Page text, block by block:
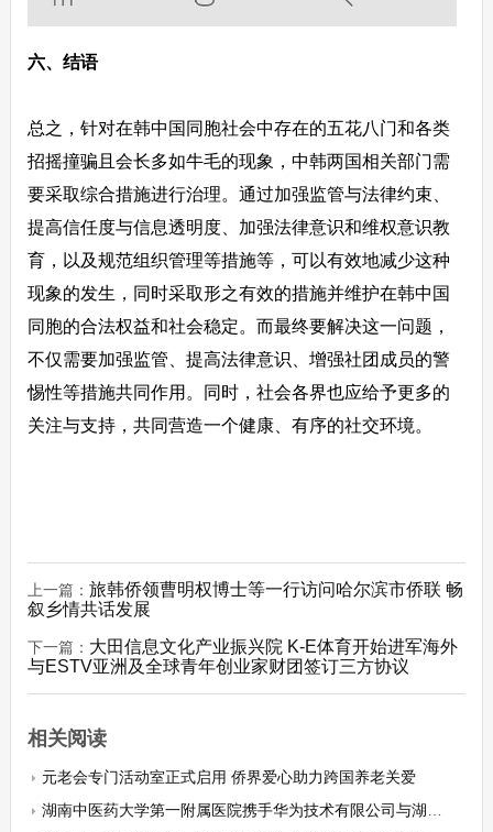
六、结语
总之，针对在韩中国同胞社会中存在的五花八门和各类
招摇撞骗且会长多如牛毛的现象，中韩两国相关部门需
要采取综合措施进行治理。通过加强监管与法律约束、
提高信任度与信息透明度、加强法律意识和维权意识教
育，以及规范组织管理等措施等，可以有效地减少这种
现象的发生，同时采取形之有效的措施并维护在韩中国
同胞的合法权益和社会稳定。而最终要解决这一问题，
不仅需要加强监管、提高法律意识、增强社团成员的警
惕性等措施共同作用。同时，社会各界也应给予更多的
关注与支持，共同营造一个健康、有序的社交环境。
上一篇： 旅韩侨领曹明权博士等一行访问哈尔滨市侨联 畅
叙乡情共话发展
下一篇： 大田信息文化产业振兴院 K-E体育开始进军海外
与ESTV亚洲及全球青年创业家财团签订三方协议
相关阅读
元老会专门活动室正式启用 侨界爱心助力跨国养老关爱
湖南中医药大学第一附属医院携手华为技术有限公司与湖南世界内镜医学科技发展有限公司——三方共启中医内镜AI融合新征程